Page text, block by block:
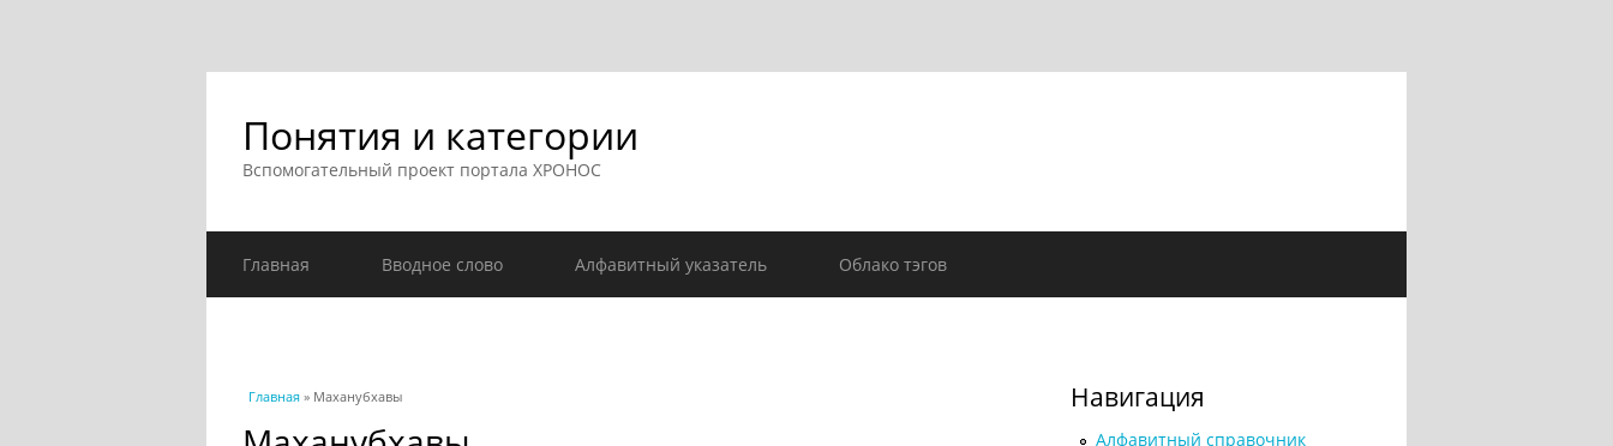
Понятия и категории
Вспомогательный проект портала ХРОНОС
Главная Вводное слово Алфавитный указатель Облако тэгов
Вы здесь
Главная » Маханубхавы Навигация
Алфавитный справочник